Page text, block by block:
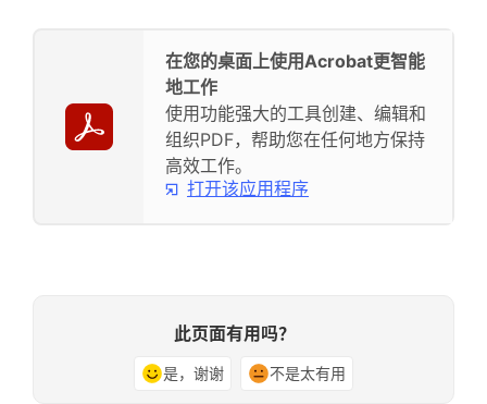
在您的桌面上使用Acrobat更智能
地工作
使用功能强大的工具创建、编辑和
组织PDF，帮助您在任何地方保持
高效工作。
打开该应用程序
此页面有用吗？
是，谢谢 不是太有用